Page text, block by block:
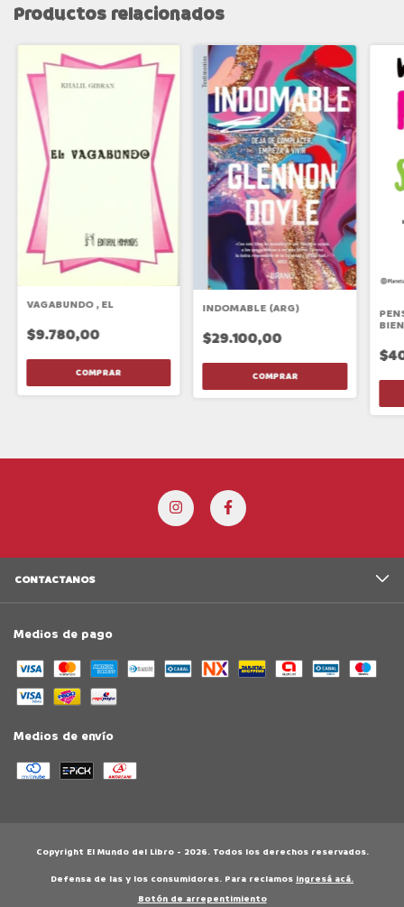
Productos relacionados
VAGABUNDO , EL
$9.780,00
INDOMABLE (ARG)
$29.100,00
BIEN
CONTACTANOS
Medios de pago
Medios de envío
Copyright El Mundo del Libro - 2026. Todos los derechos reservados.
Defensa de las y los consumidores. Para reclamos ingresá acá.
Botón de arrepentimiento